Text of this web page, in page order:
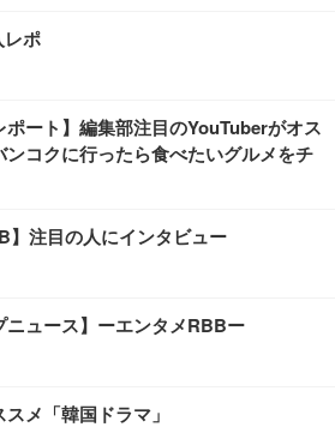
レポ
ポート】編集部注目のYouTuberがオス
ンコクに行ったら食べたいグルメをチ
】注目の人にインタビュー
ニュース】ーエンタメRBBー
メ「韓国ドラマ」